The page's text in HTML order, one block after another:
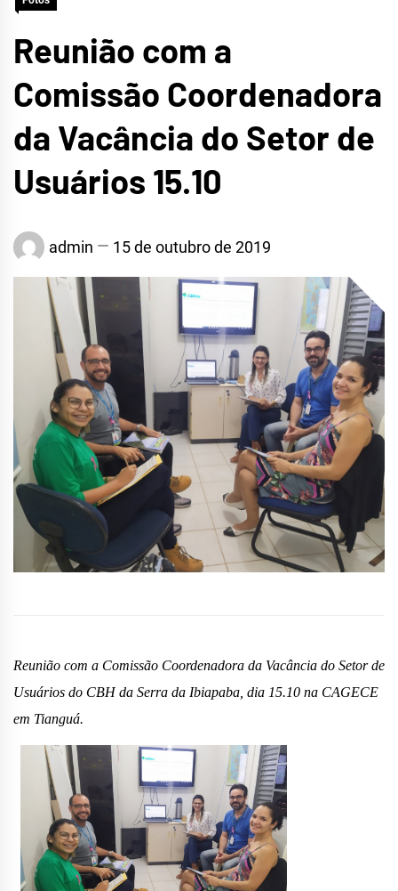
Reunião com a
Comissão Coordenadora
da Vacância do Setor de
Usuários 15.10
admin 15 de outubro de 2019
Reunião com a Comissão Coordenadora da Vacância do Setor de
Usuários do CBH da Serra da Ibiapaba, dia 15.10 na CAGECE
em Tianguá.